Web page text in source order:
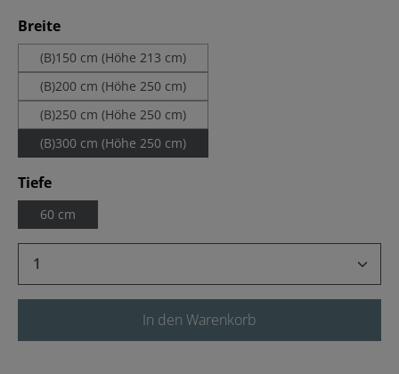
Breiteauswählen
(B)150 cm (Höhe 213 cm)
(B)200 cm (Höhe 250 cm)
(B)250 cm (Höhe 250 cm)
(B)300 cm (Höhe 250 cm)
Tiefeauswählen
60 cm
Produkt Anzahl: Gib den gewünschten
In den Warenkorb